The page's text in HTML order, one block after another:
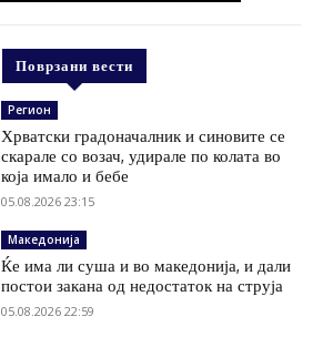
Поврзани вести
Регион
Хрватски градоначалник и синовите се
скарале со возач, удирале по колата во
која имало и бебе
05.08.2026 23:15
Македонија
Ќе има ли суша и во македонија, и дали
постои закана од недостаток на струја
05.08.2026 22:59